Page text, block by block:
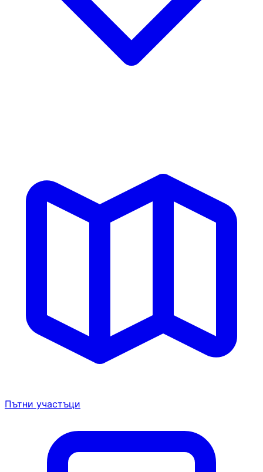
Пътни участъци